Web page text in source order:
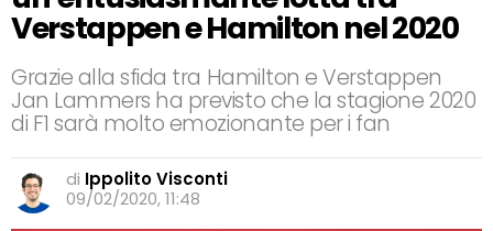
Verstappen e Hamilton nel 2020
Grazie alla sfida tra Hamilton e Verstappen
Jan Lammers ha previsto che la stagione 2020
di F1 sarà molto emozionante per i fan
di Ippolito Visconti
09/02/2020, 11:48